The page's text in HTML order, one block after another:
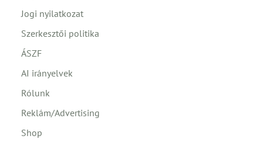
Jogi nyilatkozat
Szerkesztői politika
ÁSZF
AI irányelvek
Rólunk
Reklám/Advertising
Shop